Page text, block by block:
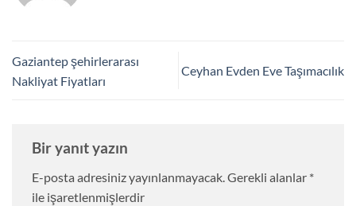
Gaziantep şehirlerarası
Nakliyat Fiyatları
Ceyhan Evden Eve Taşımacılık
Bir yanıt yazın
E-posta adresiniz yayınlanmayacak.Gerekli alanlar *
ile işaretlenmişlerdir